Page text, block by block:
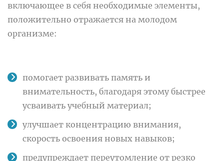
включающее в себя необходимые элементы,
положительно отражается на молодом
организме:
помогает развивать память и
внимательность, благодаря этому быстрее
усваивать учебный материал;
улучшает концентрацию внимания,
скорость освоения новых навыков;
предупреждает переутомление от резко